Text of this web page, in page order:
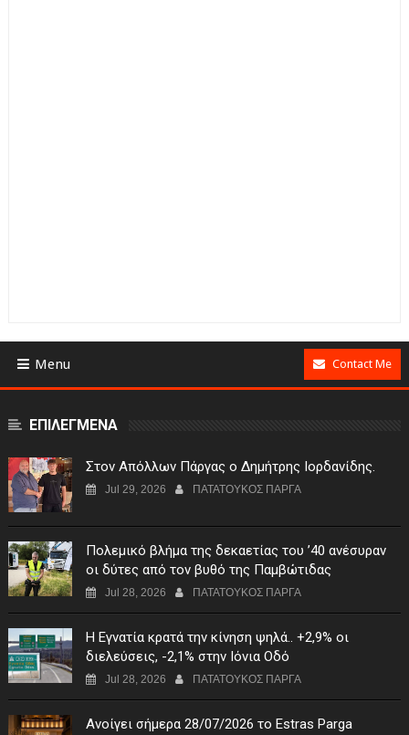
Menu Contact Me
ΕΠΙΛΕΓΜΕΝΑ
Στον Απόλλων Πάργας ο Δημήτρης Ιορδανίδης.
Jul 29, 2026 ΠΑΤΑΤΟΥΚΟΣ ΠΑΡΓΑ
Πολεμικό βλήμα της δεκαετίας του ’40 ανέσυραν
οι δύτες από τον βυθό της Παμβώτιδας
Jul 28, 2026 ΠΑΤΑΤΟΥΚΟΣ ΠΑΡΓΑ
Η Εγνατία κρατά την κίνηση ψηλά.. +2,9% οι
διελεύσεις, -2,1% στην Ιόνια Οδό
Jul 28, 2026 ΠΑΤΑΤΟΥΚΟΣ ΠΑΡΓΑ
Ανοίγει σήμερα 28/07/2026 το Estras Parga